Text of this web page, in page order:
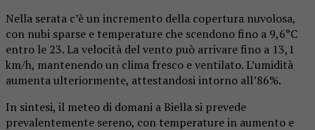
Nella serata c’è un incremento della copertura nuvolosa,
con nubi sparse e temperature che scendono fino a 9,6°C
entro le 23. La velocità del vento può arrivare fino a 13,1
km/h, mantenendo un clima fresco e ventilato. L’umidità
aumenta ulteriormente, attestandosi intorno all’86%.
In sintesi, il meteo di domani a Biella si prevede
prevalentemente sereno, con temperature in aumento e